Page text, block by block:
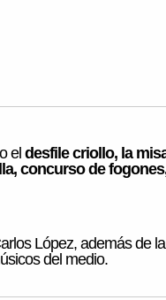
el desfile criollo, la
concurso de
López, además de
del medio.